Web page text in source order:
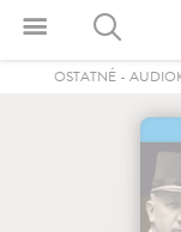
OSTATNÉ-